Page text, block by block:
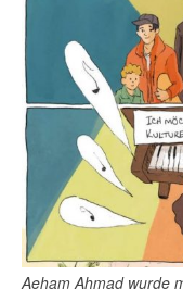
Aeham Ahmad wurde